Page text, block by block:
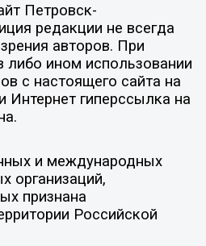
Петровск-
редакции не всегда
авторов. При
либо ином использовании
с настоящего сайта на
Интернет гиперссылка на
и международных
организаций,
признана
Российской